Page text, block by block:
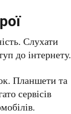
Слухати
до інтернету.
Планшети та
сервісів